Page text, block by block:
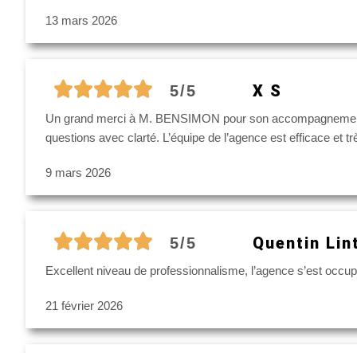
13 mars 2026
5/5 X S
Un grand merci à M. BENSIMON pour son
questions avec clarté. L’équipe de l’agence est efficace
9 mars 2026
5/5 Quentin
Excellent niveau de professionnalisme, l’agence s’est
21 février 2026